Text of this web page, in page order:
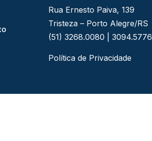
Rua Ernesto Paiva, 139
Tristeza – Porto Alegre/RS
(51) 3268.0080 | 3094.5776
Política de Privacidade